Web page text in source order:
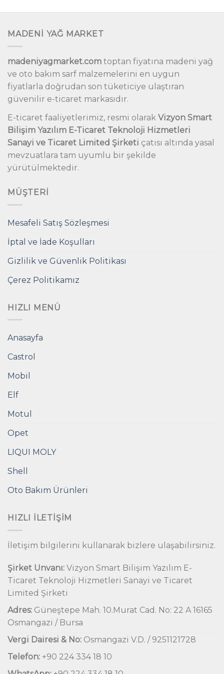
MADENİ YAĞ MARKET
madeniyagmarket.com toptan fiyatına madeni yağ
ve oto bakım sarf malzemelerini en uygun
fiyatlarla doğrudan son tüketiciye ulaştıran
güvenilir e-ticaret markasıdır.
E-ticaret faaliyetlerimiz, resmi olarak Vizyon Smart
Bilişim Yazılım E-Ticaret Teknoloji Hizmetleri
Sanayi ve Ticaret Limited Şirketi çatısı altında yasal
mevzuatlara tam uyumlu bir şekilde
yürütülmektedir.
MÜŞTERI
Mesafeli Satış Sözleşmesi
İptal ve İade Koşulları
Gizlilik ve Güvenlik Politikası
Çerez Politikamız
HIZLI MENÜ
Anasayfa
Castrol
Mobil
Elf
Motul
Opet
LIQUI MOLY
Shell
Oto Bakım Ürünleri
HIZLI İLETIŞIM
İletişim bilgilerini kullanarak bizlere ulaşabilirsiniz.
Şirket Unvanı: Vizyon Smart Bilişim Yazılım E-
Ticaret Teknoloji Hizmetleri Sanayi ve Ticaret
Limited Şirketi
Adres: Güneştepe Mah. 10.Murat Cad. No: 22 A 16165
Osmangazi / Bursa
Vergi Dairesi & No: Osmangazi V.D. / 9251121728
Telefon: +90 224 334 18 10